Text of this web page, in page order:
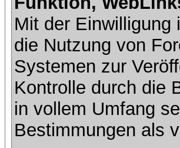
Mit der Einwilligung
die Nutzung von
Systemen zur
Kontrolle durch die
in vollem Umfang
Bestimmungen als